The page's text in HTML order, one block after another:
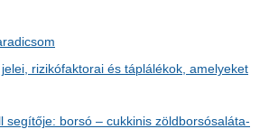
rizikófaktorai és táplálékok, amelyeket
segítője: borsó – cukkinis zöldborsósaláta-